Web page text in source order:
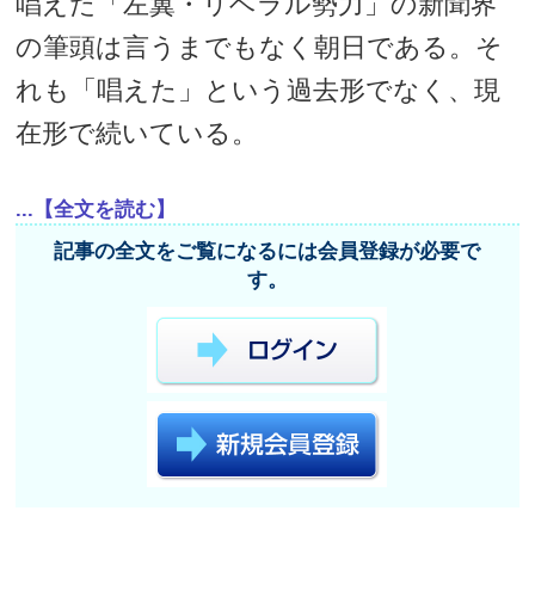
の筆頭は言うまでもなく朝日である。そ
れも「唱えた」という過去形でなく、現
在形で続いている。
...【全文を読む】
記事の全文をご覧になるには会員登録が必要で
す。